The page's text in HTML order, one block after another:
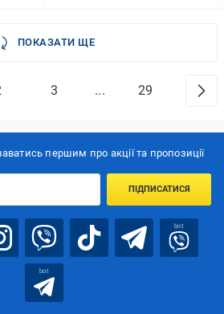
ПОКАЗАТИ ЩЕ
3 ... 29
першим про акції та пропозиції
ПІДПИСАТИСЯ
bot
bot